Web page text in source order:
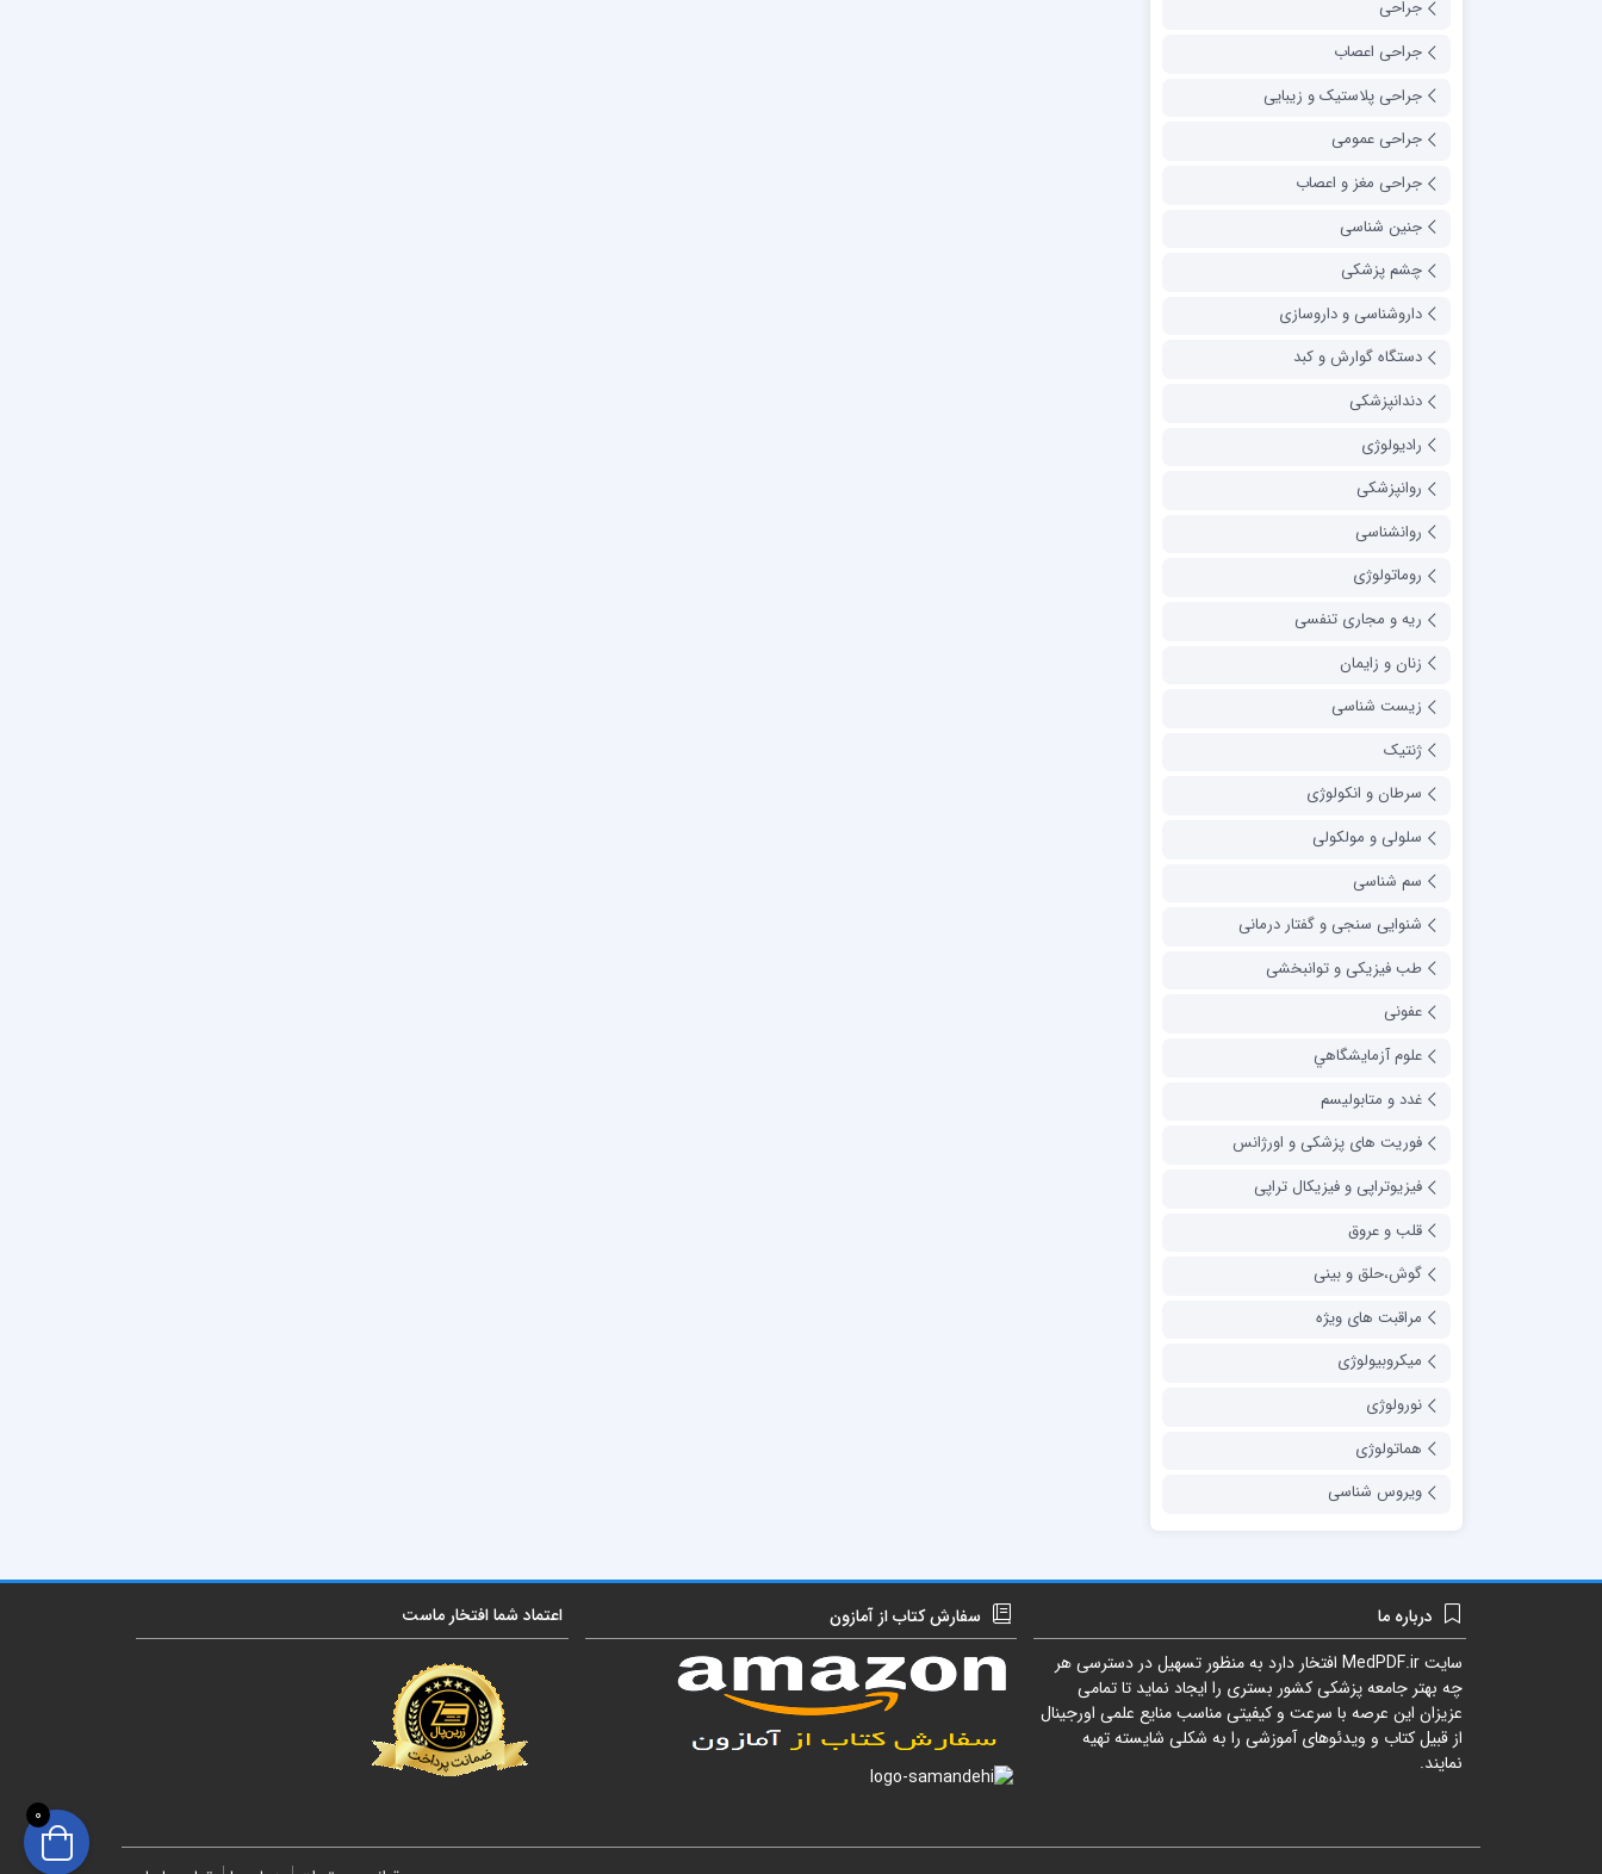
جراحی
جراحی اعصاب
جراحی پلاستیک و زیبایی
جراحی عمومی
جراحی مغز و اعصاب
جنین شناسی
چشم پزشکی
داروشناسی و داروسازی
دستگاه گوارش و کبد
دندانپزشکی
رادیولوژی
روانپزشکی
روانشناسی
روماتولوژی
ریه و مجاری تنفسی
زنان و زایمان
زیست شناسی
ژنتیک
سرطان و انکولوژی
سلولی و مولکولی
سم شناسی
شنوایی سنجی و گفتار درمانی
طب فیزیکی و توانبخشی
عفونی
علوم آزمايشگاهي
غدد و متابولیسم
فوریت های پزشکی و اورژانس
فیزیوتراپی و فیزیکال تراپی
قلب و عروق
گوش،حلق و بینی
مراقبت های ویژه
میکروبیولوژی
نورولوژی
هماتولوژی
ویروس شناسی
درباره ما
سایتMedPDF.ir افتخار دارد به منظور تسهیل در دسترسی هر
چه بهتر جامعه پزشکی کشور بستری را ایجاد نماید تا تمامی
عزیزان این عرصه با سرعت و کیفیتی مناسب منایع علمی اورجینال
از قبیل کتاب و ویدئوهای آموزشی را به شکلی شایسته تهیه
نمایند.
سفارش کتاب از آمازون اعتماد شما افتخار ماست
0